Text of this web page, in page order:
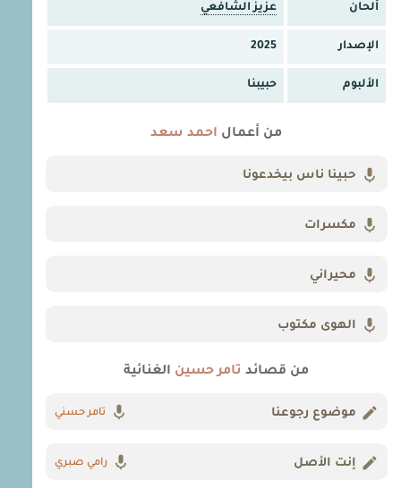
ألحان عزيز الشافعي
الإصدار 2025
الألبوم حبيبنا
من أعمال احمد سعد
حبينا ناس بيخدعونا
مكسرات
محيراني
الهوى مكتوب
من قصائد تامر حسين الغنائية
موضوع رجوعنا تامر حسني
إنت الأصل رامي صبري